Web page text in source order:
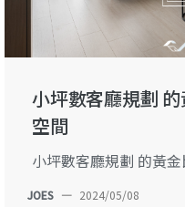
小坪數客廳規劃
空間
小坪數客廳規劃 的黃金
JOES — 2024/05/08